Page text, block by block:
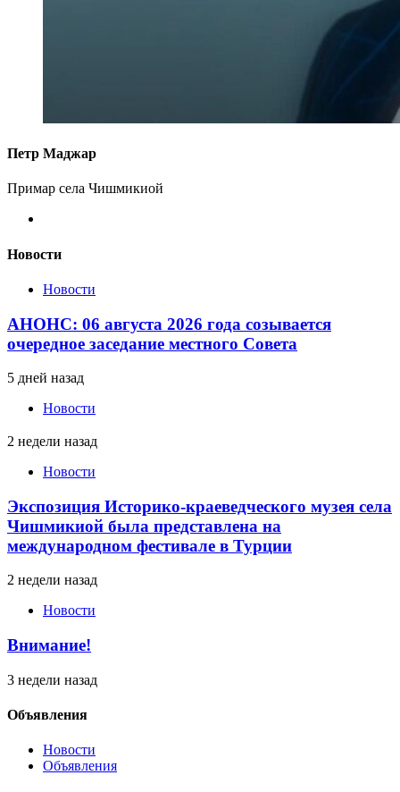
Петр Маджар
Примар села Чишмикиой
Новости
Новости
АНОНС: 06 августа 2026 года созывается
очередное заседание местного Совета
5 дней назад
Новости
2 недели назад
Новости
Экспозиция Историко-краеведческого музея села
Чишмикиой была представлена на
международном фестивале в Турции
2 недели назад
Новости
Внимание!
3 недели назад
Объявления
Новости
Объявления